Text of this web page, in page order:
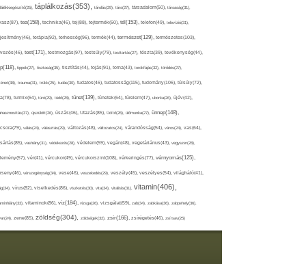
táplálkozás(353), tárolás(29), társ(27), társadalom(50), társaság(31),
tea(158), technika(46), tej(88), tejtermék(60), tél(153), telefon(49), televízió(31),
terápia(92), terhesség(96), termék(44), természet(129), természetes(103),
test(171), testmozgás(97), testsúly(79), testtartás(27), tészta(39), tevékenység(44),
tippek(27), tisztaság(35), tisztítás(44), tojás(91), torna(43), torokfájás(32), törődés(27),
trauma(31), trükk(25), tudás(30), tudatos(46), tudatosság(115), tudomány(106), túlsúly(72),
turmix(64), túró(29), tüdő(28), tünet(139), tünetek(64), türelem(47), uborka(26), újév(42),
újszülött(26), úszás(46), Utazás(85), Üdítő(26), ülőmunka(27), ünnep(148),
válás(24), választás(29), változás(48), változatos(24), várandósság(54), város(24), vas(64),
vashiány(31), védekezés(28), védelem(59), vegán(48), vegetáriánus(43), vegyszer(28),
vér(41), vércukor(49), vércukorszint(108), vérkeringés(77), vérnyomás(125),
vérszegénység(34), vese(46), veszekedés(29), veszély(45), veszélyes(54), világháló(41),
vírus(82), viselkedés(86), viszketés(30), vita(34), vitalitás(31), vitamin(406),
vitaminok(86), víz(184), vizsga(26), vizsgálat(59), zab(34), zabkása(36), zabpehely(36),
zene(85), zöldség(304), zöldségek(32), zsír(166), zsírégetés(46), zsírsav(25)